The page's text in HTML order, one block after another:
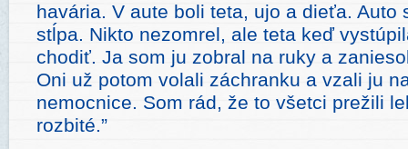
havária. V aute boli teta, ujo a dieťa. Auto
stĺpa. Nikto nezomrel, ale teta keď
chodiť. Ja som ju zobral na ruky a
Oni už potom volali záchranku a vzali ju
nemocnice. Som rád, že to všetci prežili
rozbité.”